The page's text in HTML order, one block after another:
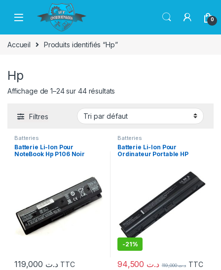
Passer à la navigation
Aller au contenu
0
Accueil Produits identifiés “Hp”
Hp
Affichage de 1–24 sur 44 résultats
Filtres
Batteries
Batterie Li-Ion Pour
NoteBook Hp P106 Noir
د.ت TTC
Batteries
Batterie Li-Ion Pour
Ordinateur Portable HP
-21%
د.ت د.ت119,000 TTC